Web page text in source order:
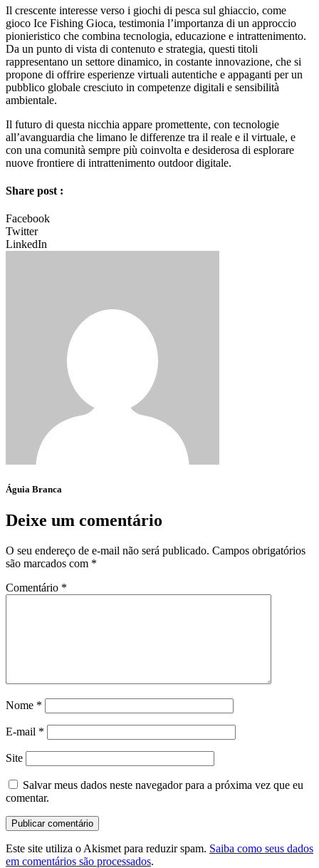
Il crescente interesse verso i giochi di pesca sul ghiaccio, come
gioco Ice Fishing Gioca, testimonia l’importanza di un approccio
pionieristico che combina tecnologia, educazione e intrattenimento.
Da un punto di vista di contenuto e strategia, questi titoli
rappresentano un settore dinamico, in costante innovazione, che si
propone di offrire esperienze virtuali autentiche e appaganti per un
pubblico globale cresciuto in competenze digitali e sensibilità
ambientale.
Il futuro di questa nicchia appare promettente, con tecnologie
all’avanguardia che limano le differenze tra il reale e il virtuale, e
con una comunità sempre più coinvolta e desiderosa di esplorare
nuove frontiere di intrattenimento outdoor digitale.
Share post :
Facebook
Twitter
LinkedIn
Águia Branca
Deixe um comentário
O seu endereço de e-mail não será publicado. Campos obrigatórios
são marcados com *
Comentário *
Nome *
E-mail *
Site
Salvar meus dados neste navegador para a próxima vez que eu
comentar.
Este site utiliza o Akismet para reduzir spam. Saiba como seus dados
em comentários são processados.